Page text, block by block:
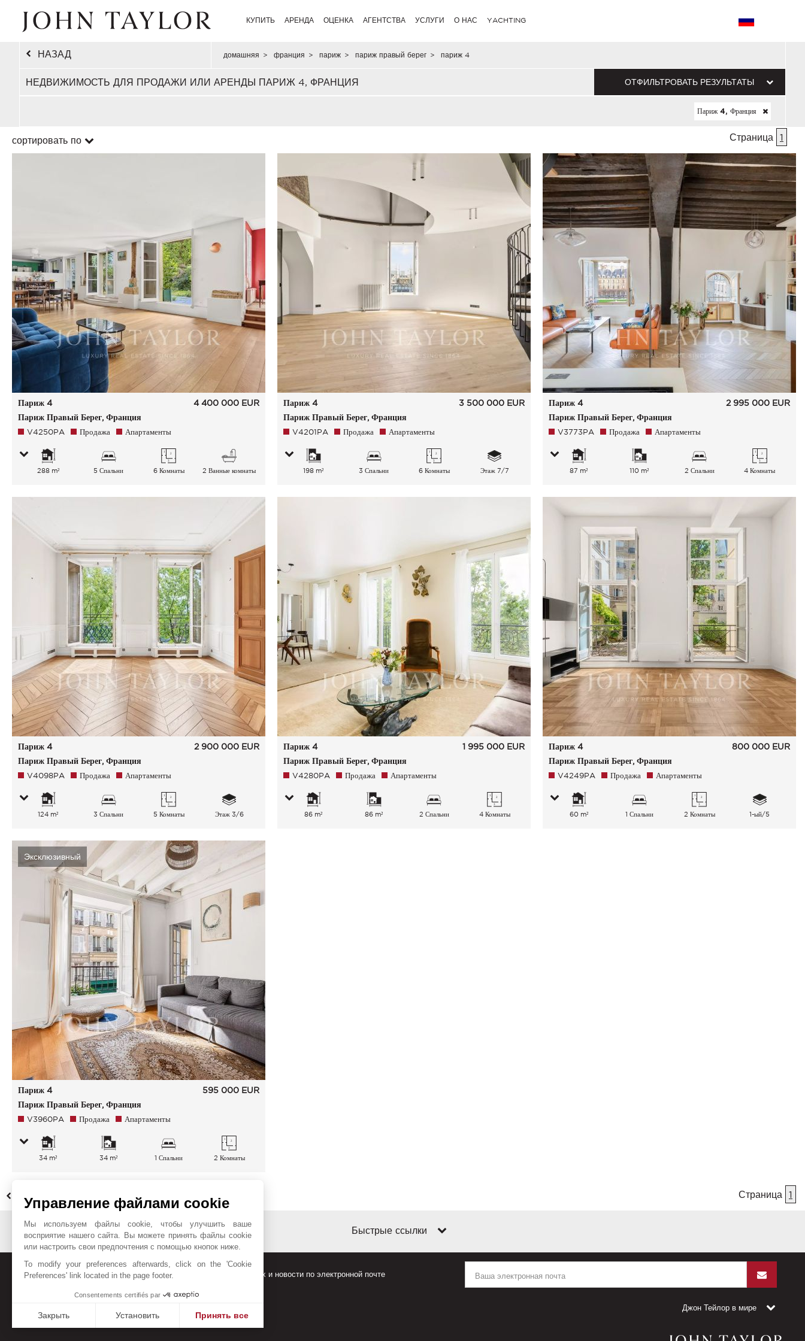
КУПИТЬ АРЕНДА ОЦЕНКА АГЕНТСТВА УСЛУГИ О НАС YACHTING
НАЗАД домашняя > франция > париж > париж правый берег > париж 4
НЕДВИЖИМОСТЬ ДЛЯ ПРОДАЖИ ИЛИ АРЕНДЫ ПАРИЖ 4, ФРАНЦИЯ ОТФИЛЬТРОВАТЬ РЕЗУЛЬТАТЫ
Париж 4, Франция
сортировать по Страница 1
Париж 4
Париж Правый Берег, Франция
4 400 000 EUR
V4250PA Продажа Апартаменты
288 m² 5 Спальни 6 Комнаты 2 Ванные комнаты
Париж 4
Париж Правый Берег, Франция
3 500 000 EUR
V4201PA Продажа Апартаменты
198 m² 3 Спальни 6 Комнаты Этаж 7/7
Париж 4
Париж Правый Берег, Франция
2 995 000 EUR
V3773PA Продажа Апартаменты
87 m² 110 m² 2 Спальни 4 Комнаты
Париж 4
Париж Правый Берег, Франция
2 900 000 EUR
V4098PA Продажа Апартаменты
124 m² 3 Спальни 5 Комнаты Этаж 3/6
Париж 4
Париж Правый Берег, Франция
1 995 000 EUR
V4280PA Продажа Апартаменты
86 m² 86 m² 2 Спальни 4 Комнаты
Париж 4
Париж Правый Берег, Франция
800 000 EUR
V4249PA Продажа Апартаменты
60 m² 1 Спальни 2 Комнаты 1-ый/5
Эксклюзивный
Париж 4
Париж Правый Берег, Франция
595 000 EUR
V3960PA Продажа Апартаменты
34 m² 34 m² 1 Спальни 2 Комнаты
НАЗАД Страница 1
Быстрые ссылки
Получайте наши новые предложения, информацию о тенденциях и новости по электронной почте
Джон Тейлор в мире
Управление файлами cookie
Мы используем файлы cookie, чтобы улучшить ваше
восприятие нашего сайта. Вы можете принять файлы cookie
или настроить свои предпочтения с помощью кнопок ниже.
To modify your preferences afterwards, click on the 'Cookie
Preferences' link located in the page footer.
Consentements certifiés par
Закрыть Установить Принять все